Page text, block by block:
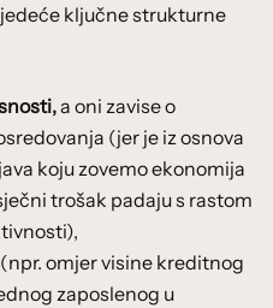
ključne strukturne
a oni zavise o
(jer je iz osnova
koju zovemo ekonomija
trošak padaju s rastom
omjer visine kreditnog
zaposlenog u